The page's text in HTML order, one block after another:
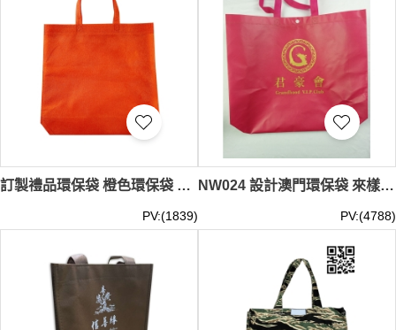
訂製禮品環保袋 橙色環保袋 福袋環保袋訂購 購物環保袋 手提環保袋 NW025
PV:(1839)
NW024 設計澳門環保袋 來樣訂造環保袋 度身訂造環保袋 環保袋專營 #45*35*10cm
PV:(4788)